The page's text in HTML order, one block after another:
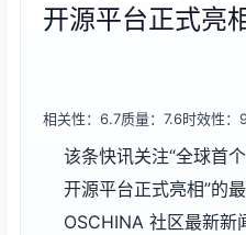
开源平台正式亮
相关性：6.7质量：7.6时效性：
该条快讯关注“全球首
开源平台正式亮相”的
OSCHINA 社区最新新